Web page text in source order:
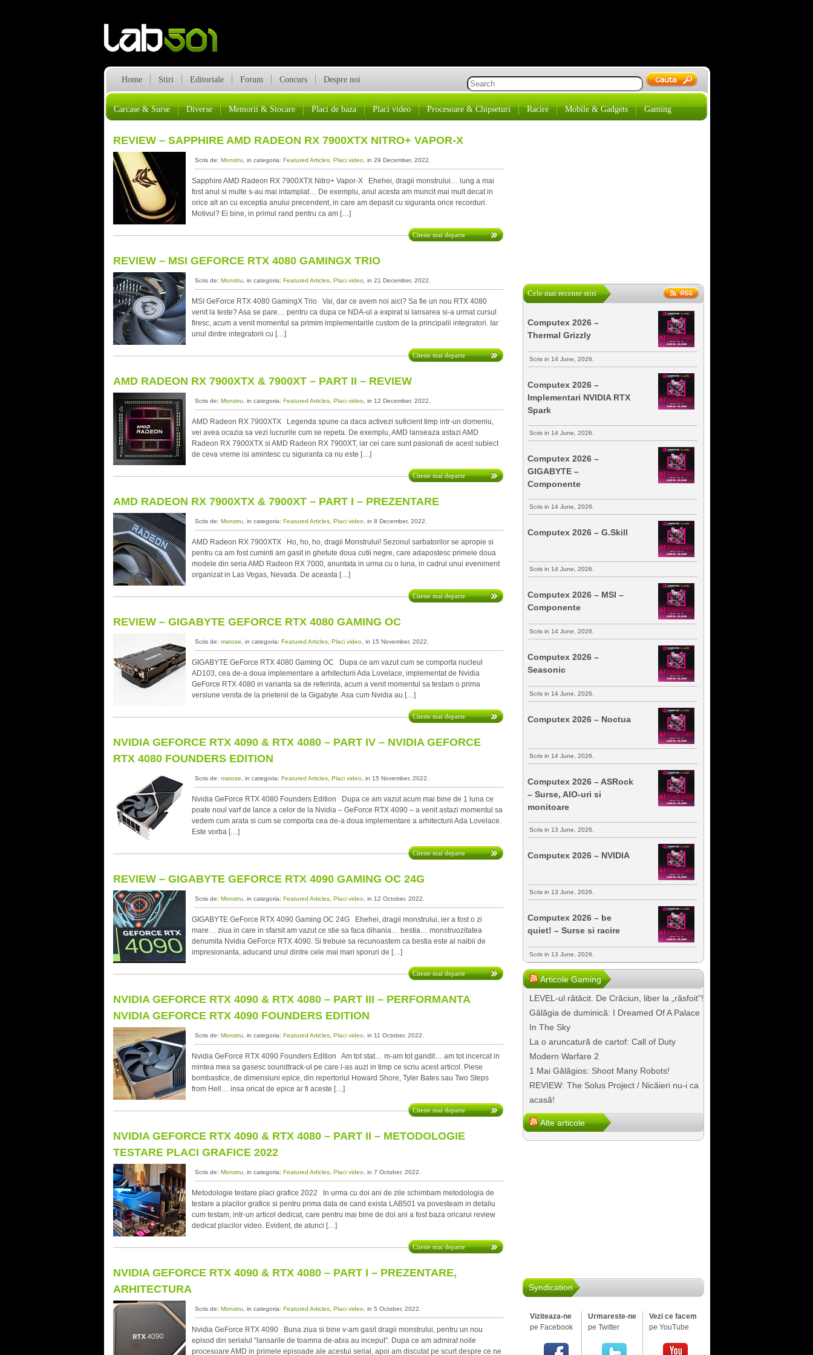
Home Stiri Editoriale Forum Concurs Despre noi
Carcase & Surse Diverse Memorii & Stocare Placi de baza Placi video Procesoare & Chipseturi Racire Mobile & Gadgets Gaming
REVIEW – SAPPHIRE AMD RADEON RX 7900XTX NITRO+ VAPOR-X
Scris de: Monstru , in categoria: Featured Articles, Placi video, in 29 December, 2022.
Sapphire AMD Radeon RX 7900XTX Nitro+ Vapor-X Ehehei, dragii monstrului… lung a mai
fost anul si multe s-au mai intamplat… De exemplu, anul acesta am muncit mai mult decat in
orice alt an cu exceptia anului precendent, in care am depasit cu siguranta orice recorduri.
Motivul? Ei bine, in primul rand pentru ca am […]
Citeste mai departe
REVIEW – MSI GEFORCE RTX 4080 GAMINGX TRIO
Scris de: Monstru , in categoria: Featured Articles, Placi video, in 21 December, 2022.
MSI GeForce RTX 4080 GamingX Trio Vai, dar ce avem noi aici? Sa fie un nou RTX 4080
venit la teste? Asa se pare… pentru ca dupa ce NDA-ul a expirat si lansarea si-a urmat cursul
firesc, acum a venit momentul sa primim implementarile custom de la principalii integratori. Iar
unul dintre integratorii cu […]
Citeste mai departe
AMD RADEON RX 7900XTX & 7900XT – PART II – REVIEW
Scris de: Monstru , in categoria: Featured Articles, Placi video, in 12 December, 2022.
AMD Radeon RX 7900XTX Legenda spune ca daca activezi suficient timp intr-un domeniu,
vei avea ocazia sa vezi lucrurile cum se repeta. De exemplu, AMD lanseaza astazi AMD
Radeon RX 7900XTX si AMD Radeon RX 7900XT, iar cei care sunt pasionati de acest subiect
de ceva vreme isi amintesc cu siguranta ca nu este […]
Citeste mai departe
AMD RADEON RX 7900XTX & 7900XT – PART I – PREZENTARE
Scris de: Monstru , in categoria: Featured Articles, Placi video, in 8 December, 2022.
AMD Radeon RX 7900XTX Ho, ho, ho, dragii Monstrului! Sezonul sarbatorilor se apropie si
pentru ca am fost cuminti am gasit in ghetute doua cutii negre, care adapostesc primele doua
modele din seria AMD Radeon RX 7000, anuntata in urma cu o luna, in cadrul unui eveniment
organizat in Las Vegas, Nevada. De aceasta […]
Citeste mai departe
REVIEW – GIGABYTE GEFORCE RTX 4080 GAMING OC
Scris de: matose , in categoria: Featured Articles, Placi video, in 15 November, 2022.
GIGABYTE GeForce RTX 4080 Gaming OC Dupa ce am vazut cum se comporta nucleul
AD103, cea de-a doua implementare a arhitecturii Ada Lovelace, implementat de Nvidia
GeForce RTX 4080 in varianta sa de referinta, acum a venit momentul sa testam o prima
versiune venita de la prietenii de la Gigabyte. Asa cum Nvidia au […]
Citeste mai departe
NVIDIA GEFORCE RTX 4090 & RTX 4080 – PART IV – NVIDIA GEFORCE
RTX 4080 FOUNDERS EDITION
Scris de: matose , in categoria: Featured Articles, Placi video, in 15 November, 2022.
Nvidia GeForce RTX 4080 Founders Edition Dupa ce am vazut acum mai bine de 1 luna ce
poate noul varf de lance a celor de la Nvidia – GeForce RTX 4090 – a venit astazi momentul sa
vedem cum arata si cum se comporta cea de-a doua implementare a arhitecturii Ada Lovelace.
Este vorba […]
Citeste mai departe
REVIEW – GIGABYTE GEFORCE RTX 4090 GAMING OC 24G
Scris de: Monstru , in categoria: Featured Articles, Placi video, in 12 October, 2022.
GIGABYTE GeForce RTX 4090 Gaming OC 24G Ehehei, dragii monstrului, ier a fost o zi
mare… ziua in care in sfarsit am vazut ce stie sa faca dihania… bestia… monstruozitatea
denumita Nvidia GeForce RTX 4090. Si trebuie sa recunoastem ca bestia este al naibii de
impresionanta, aducand unul dintre cele mai mari sporuri de […]
Citeste mai departe
NVIDIA GEFORCE RTX 4090 & RTX 4080 – PART III – PERFORMANTA
NVIDIA GEFORCE RTX 4090 FOUNDERS EDITION
Scris de: Monstru , in categoria: Featured Articles, Placi video, in 11 October, 2022.
Nvidia GeForce RTX 4090 Founders Edition Am tot stat… m-am tot gandit… am tot incercat in
mintea mea sa gasesc soundtrack-ul pe care l-as auzi in timp ce scriu acest articol. Piese
bombastice, de dimensiuni epice, din repertoriul Howard Shore, Tyler Bates sau Two Steps
from Hell… insa oricat de epice ar fi aceste […]
Citeste mai departe
NVIDIA GEFORCE RTX 4090 & RTX 4080 – PART II – METODOLOGIE
TESTARE PLACI GRAFICE 2022
Scris de: Monstru , in categoria: Featured Articles, Placi video, in 7 October, 2022.
Metodologie testare placi grafice 2022 In urma cu doi ani de zile schimbam metodologia de
testare a placilor grafice si pentru prima data de cand exista LAB501 va povesteam in detaliu
cum testam, intr-un articol dedicat, care pentru mai bine de doi ani a fost baza oricarui review
dedicat placilor video. Evident, de atunci […]
Citeste mai departe
NVIDIA GEFORCE RTX 4090 & RTX 4080 – PART I – PREZENTARE,
ARHITECTURA
Scris de: Monstru , in categoria: Featured Articles, Placi video, in 5 October, 2022.
Nvidia GeForce RTX 4090 Buna ziua si bine v-am gasit dragii monstrului, pentru un nou
episod din serialul “lansarile de toamna de-abia au inceput”. Dupa ce am admirat noile
procesoare AMD in primele episoade ale acestui serial, apoi am discutat pe scurt despre ce ne
Cele mai recente stiri
Computex 2026 –
Thermal Grizzly
Scris in 14 June, 2026.
Computex 2026 –
Implementari NVIDIA RTX
Spark
Scris in 14 June, 2026.
Computex 2026 –
GIGABYTE –
Componente
Scris in 14 June, 2026.
Computex 2026 – G.Skill
Scris in 14 June, 2026.
Computex 2026 – MSI –
Componente
Scris in 14 June, 2026.
Computex 2026 –
Seasonic
Scris in 14 June, 2026.
Computex 2026 – Noctua
Scris in 14 June, 2026.
Computex 2026 – ASRock
– Surse, AIO-uri si
monitoare
Scris in 13 June, 2026.
Computex 2026 – NVIDIA
Scris in 13 June, 2026.
Computex 2026 – be
quiet! – Surse si racire
Scris in 13 June, 2026.
Articole Gaming
LEVEL-ul rătăcit. De Crăciun, liber la „răsfoit”!
Gălăgia de duminică: I Dreamed Of A Palace
In The Sky
La o aruncatură de cartof: Call of Duty
Modern Warfare 2
1 Mai Gălăgios: Shoot Many Robots!
REVIEW: The Solus Project / Nicăieri nu-i ca
acasă!
Alte articole
Syndication
Viziteaza-ne
pe Facebook
Urmareste-ne
pe Twitter
Vezi ce facem
pe YouTube